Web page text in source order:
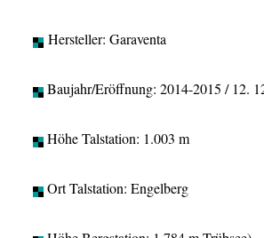
Hersteller: Garaventa
Baujahr/Eröffnung: 2014-2015 / 12.
Höhe Talstation: 1.003 m
Ort Talstation: Engelberg